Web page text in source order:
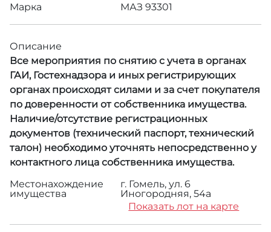
Марка МАЗ 93301
Описание
Все мероприятия по снятию с учета в органах
ГАИ, Гостехнадзора и иных регистрирующих
органах происходят силами и за счет покупателя
по доверенности от собственника имущества.
Наличие/отсутствие регистрационных
документов (технический паспорт, технический
талон) необходимо уточнять непосредственно у
контактного лица собственника имущества.
Местонахождение
имущества
г. Гомель, ул. 6
Иногородняя, 54а
Показать лот на карте